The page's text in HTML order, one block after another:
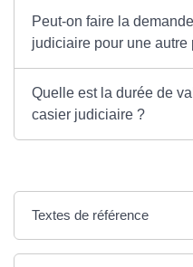
Peut-on faire la
judiciaire pour une autre
Quelle est la durée de
casier judiciaire ?
Textes de référence